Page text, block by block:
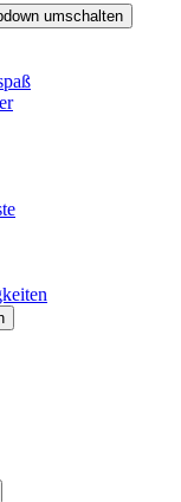
umschalten